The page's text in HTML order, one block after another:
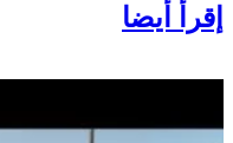
إقرأ أيضا